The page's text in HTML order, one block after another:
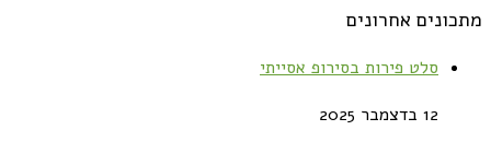
מתכונים אחרונים
סלט פירות בסירופ אסייתי
12 בדצמבר 2025